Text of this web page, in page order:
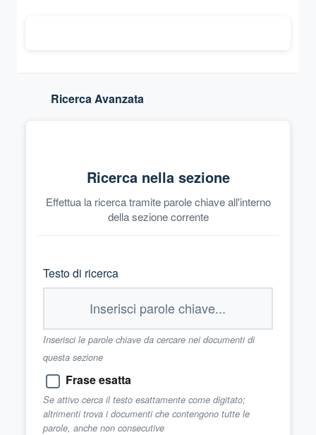
Ricerca Avanzata
Ricerca nella sezione
Effettua la ricerca tramite parole chiave all'interno
della sezione corrente
Testo di ricerca
Inserisci le parole chiave da cercare nei documenti di
questa sezione
Frase esatta
Se attivo cerca il testo esattamente come digitato;
altrimenti trova i documenti che contengono tutte le
parole, anche non consecutive